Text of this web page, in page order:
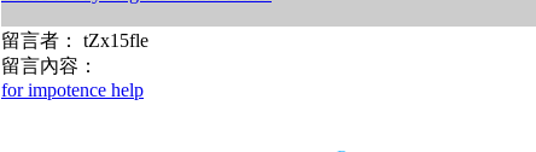
留言者： tZx15fle
留言內容：
for impotence help